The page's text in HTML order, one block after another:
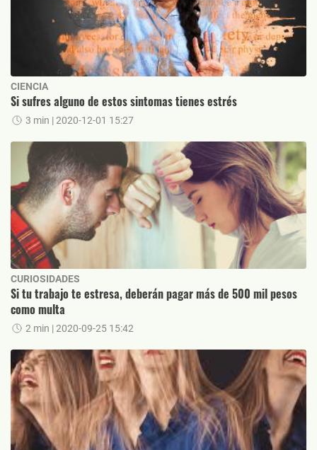
CIENCIA
Si sufres alguno de estos sintomas tienes estrés
3 min | 2020-12-01 15:27
CURIOSIDADES
Si tu trabajo te estresa, deberán pagar más de 500 mil pesos
como multa
2 min | 2020-09-25 15:42